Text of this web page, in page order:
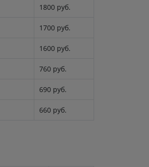
1800 руб.
1700 руб.
1600 руб.
760 руб.
690 руб.
660 руб.